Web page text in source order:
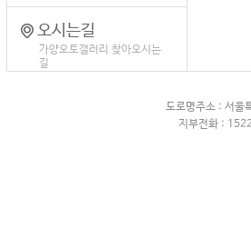
도로명주소 : 서울
지부전화 :
오시는길
가양오토갤러리 찾아오시는
길